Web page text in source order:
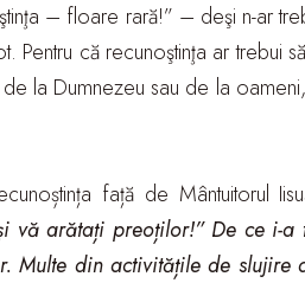
– floare rară!” – deşi n-ar
că recunoştinţa ar trebui
la Dumnezeu sau de la
față de Mântuitorul
vă arătați preoților!” De ce i-
din activitățile de slujire